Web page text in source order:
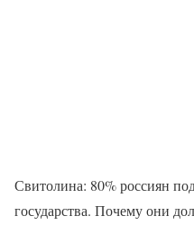
Свитолина: 80% россиян
государства. Почему они